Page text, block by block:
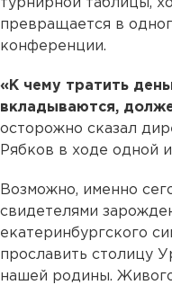
турнирной таблицы,
превращается в
конференции.
«К чему тратить
вкладываются,
осторожно сказал
Рябков в ходе одной
Возможно, именно
свидетелями
екатеринбургского
прославить столицу
нашей родины.